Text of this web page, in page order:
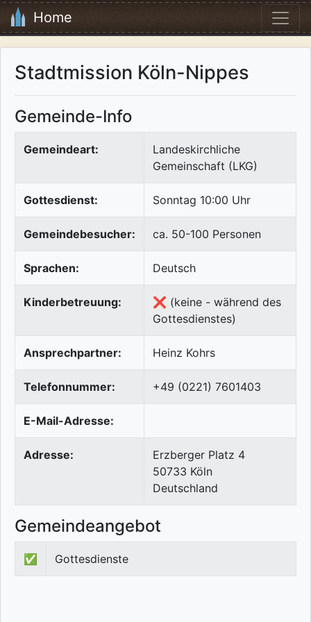
Home
Stadtmission Köln-Nippes
Gemeinde-Info
Gemeindeart:
Landeskirchliche
Gemeinschaft (LKG)
Gottesdienst: Sonntag 10:00 Uhr
Gemeindebesucher: ca. 50-100 Personen
Sprachen: Deutsch
Kinderbetreuung:
❌ (keine - während des
Gottesdienstes)
Ansprechpartner: Heinz Kohrs
Telefonnummer: +49 (0221) 7601403
E-Mail-Adresse:
Adresse:
Erzberger Platz 4
50733 Köln
Deutschland
Gemeindeangebot
✅ Gottesdienste